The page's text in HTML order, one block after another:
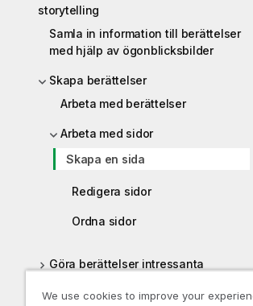
storytelling
Samla in information till berättelser
med hjälp av ögonblicksbilder
Skapa berättelser
Arbeta med berättelser
Arbeta med sidor
Skapa en sida
Redigera sidor
Ordna sidor
Göra berättelser intressanta
Presentera berättelser
We use cookies to improve your